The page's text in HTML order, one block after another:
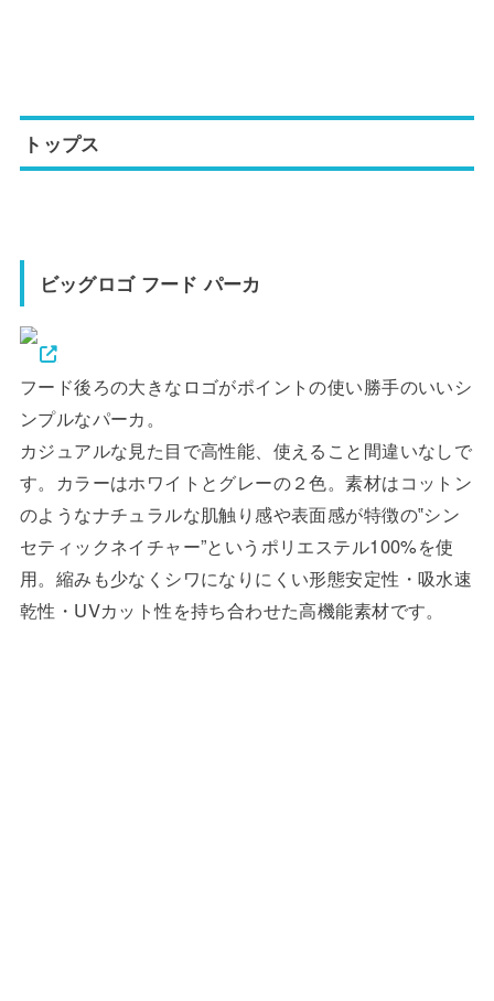
トップス
ビッグロゴ フード パーカ
フード後ろの大きなロゴがポイントの使い勝手のいいシ
ンプルなパーカ。
カジュアルな見た目で高性能、使えること間違いなしで
す。カラーはホワイトとグレーの２色。素材はコットン
のようなナチュラルな肌触り感や表面感が特徴の‟シン
セティックネイチャー”というポリエステル100%を使
用。縮みも少なくシワになりにくい形態安定性・吸水速
乾性・UVカット性を持ち合わせた高機能素材です。